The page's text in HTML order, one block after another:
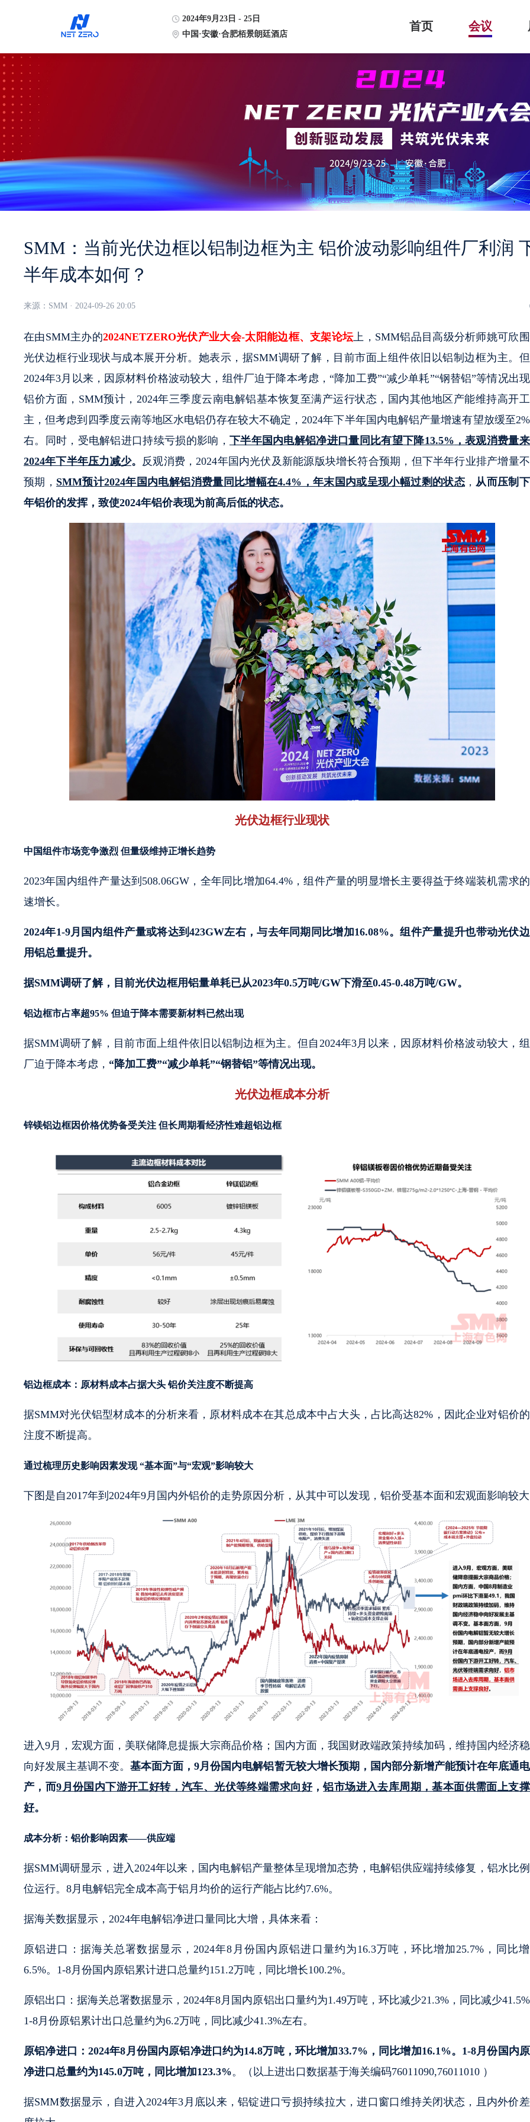
2024年9月23日 - 25日
中国·安徽·合肥栢景朗廷酒店
首页 会议
SMM：当前光伏边框以铝制边框为主 铝价波动影响组件厂利润
半年成本如何？
来源： SMM · 2024-09-26 20:05
在由SMM主办的2024NETZERO光伏产业大会-太阳能边框、支架论坛上，SMM铝品目高级分析师姚可欣
光伏边框行业现状与成本展开分析。她表示，据SMM调研了解，目前市面上组件依旧以铝制边框为主。
2024年3月以来，因原材料价格波动较大，组件厂迫于降本考虑，“降加工费”“减少单耗”“钢替铝”等情况出现
铝价方面，SMM预计，2024年三季度云南电解铝基本恢复至满产运行状态，国内其他地区产能维持高开
主，但考虑到四季度云南等地区水电铝仍存在较大不确定，2024年下半年国内电解铝产量增速有望放缓至
右。同时，受电解铝进口持续亏损的影响， 下半年国内电解铝净进口量同比有望下降13.5% ，表观消费量
2024年下半年压力减少。 反观消费，2024年国内光伏及新能源版块增长符合预期，但下半年行业排产增量
预期， SMM预计2024年国内电解铝消费量同比增幅在4.4%，年末国内或呈现小幅过剩的状态， 从而压制
年铝价的发挥，致使2024年铝价表现为前高后低的状态。
光伏边框行业现状
中国组件市场竞争激烈 但量级维持正增长趋势
2023年国内组件产量达到508.06GW，全年同比增加64.4%，组件产量的明显增长主要得益于终端装机需求
速增长。
2024年1-9月国内组件产量或将达到423GW左右，与去年同期同比增加16.08%。组件产量提升也带动光伏
用铝总量提升。
据SMM调研了解，目前光伏边框用铝量单耗已从2023年0.5万吨/GW下滑至0.45-0.48万吨/GW。
铝边框市占率超95% 但迫于降本需要新材料已然出现
据SMM调研了解，目前市面上组件依旧以铝制边框为主。但自2024年3月以来，因原材料价格波动较大，
厂迫于降本考虑， “降加工费”“减少单耗”“钢替铝”等情况出现。
光伏边框成本分析
锌镁铝边框因价格优势备受关注 但长周期看经济性难超铝边框
铝边框成本：原材料成本占据大头 铝价关注度不断提高
据SMM对光伏铝型材成本的分析来看，原材料成本在其总成本中占大头，占比高达82%，因此企业对铝价
注度不断提高。
通过梳理历史影响因素发现 “基本面”与“宏观”影响较大
下图是自2017年到2024年9月国内外铝价的走势原因分析，从其中可以发现，铝价受基本面和宏观面影响较大
进入9月，宏观方面，美联储降息提振大宗商品价格；国内方面，我国财政端政策持续加码，维持国内经济
向好发展主基调不变。基本面方面，9月份国内电解铝暂无较大增长预期，国内部分新增产能预计在年底通
产，而9月份国内下游开工好转，汽车、光伏等终端需求向好，铝市场进入去库周期，基本面供需面上支
好。
成本分析：铝价影响因素——供应端
据SMM调研显示，进入2024年以来，国内电解铝产量整体呈现增加态势，电解铝供应端持续修复，铝水比
位运行。8月电解铝完全成本高于铝月均价的运行产能占比约7.6%。
据海关数据显示，2024年电解铝净进口量同比大增，具体来看：
原铝进口：据海关总署数据显示，2024年8月份国内原铝进口量约为16.3万吨，环比增加25.7%，同比
6.5%。1-8月份国内原铝累计进口总量约151.2万吨，同比增长100.2%。
原铝出口：据海关总署数据显示，2024年8月国内原铝出口量约为1.49万吨，环比减少21.3%，同比减少41.5%
1-8月份原铝累计出口总量约为6.2万吨，同比减少41.3%左右。
原铝净进口：2024年8月份国内原铝净进口约为14.8万吨，环比增加33.7%，同比增加16.1%。1-8月份国内
净进口总量约为145.0万吨，同比增加123.3%。（以上进出口数据基于海关编码76011090,76011010 ）
据SMM数据显示，自进入2024年3月底以来，铝锭进口亏损持续拉大，进口窗口维持关闭状态，且内外价